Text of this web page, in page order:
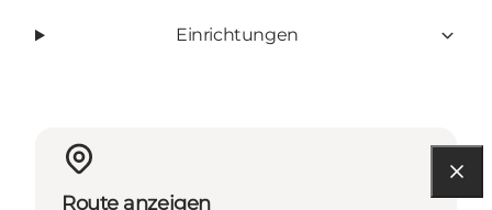
Einrichtungen
Route anzeigen